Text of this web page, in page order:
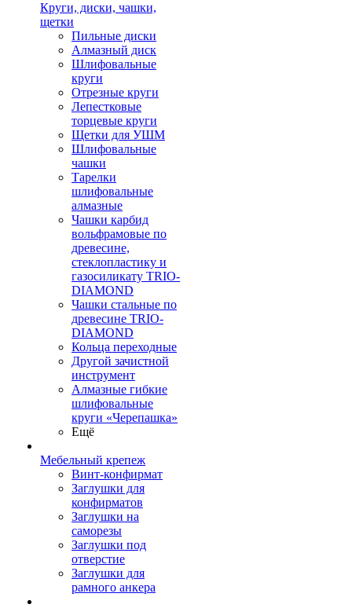
Круги, диски, чашки,
щетки
Пильные диски
Алмазный диск
Шлифовальные
круги
Отрезные круги
Лепестковые
торцевые круги
Щетки для УШМ
Шлифовальные
чашки
Тарелки
шлифовальные
алмазные
Чашки карбид
вольфрамовые по
древесине,
стеклопластику и
газосиликату TRIO-
DIAMOND
Чашки стальные по
древесине TRIO-
DIAMOND
Кольца переходные
Другой зачистной
инструмент
Алмазные гибкие
шлифовальные
круги «Черепашка»
Ещё
Мебельный крепеж
Винт-конфирмат
Заглушки для
конфирматов
Заглушки на
саморезы
Заглушки под
отверстие
Заглушки для
рамного анкера